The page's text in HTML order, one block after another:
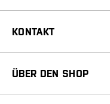
KONTAKT
ÜBER DEN SHOP